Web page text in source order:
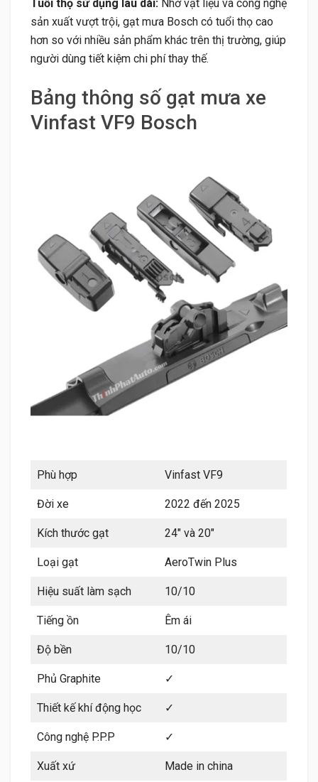
Tuổi thọ sử dụng lâu dài: Nhờ vật liệu và công nghệ
sản xuất vượt trội, gạt mưa Bosch có tuổi thọ cao
hơn so với nhiều sản phẩm khác trên thị trường, giúp
người dùng tiết kiệm chi phí thay thế.
Bảng thông số gạt mưa xe
Vinfast VF9 Bosch
Phù hợp Vinfast VF9
Đời xe 2022 đến 2025
Kích thước gạt 24″ và 20″
Loại gạt AeroTwin Plus
Hiệu suất làm sạch 10/10
Tiếng ồn Êm ái
Độ bền 10/10
Phủ Graphite ✓
Thiết kế khí động học ✓
Công nghệ P.P.P ✓
Xuất xứ Made in china